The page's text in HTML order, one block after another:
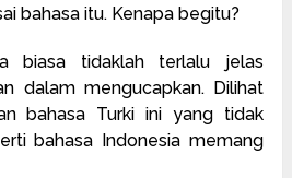
bahasa itu. Kenapa begitu?
biasa tidaklah terlalu jelas
dalam mengucapkan. Dilihat
bahasa Turki ini yang tidak
bahasa Indonesia memang